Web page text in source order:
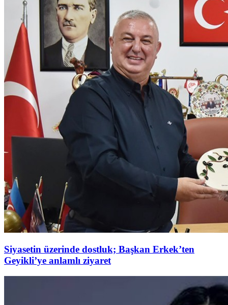
Siyasetin üzerinde dostluk; Başkan Erkek’ten
Geyikli’ye anlamlı ziyaret